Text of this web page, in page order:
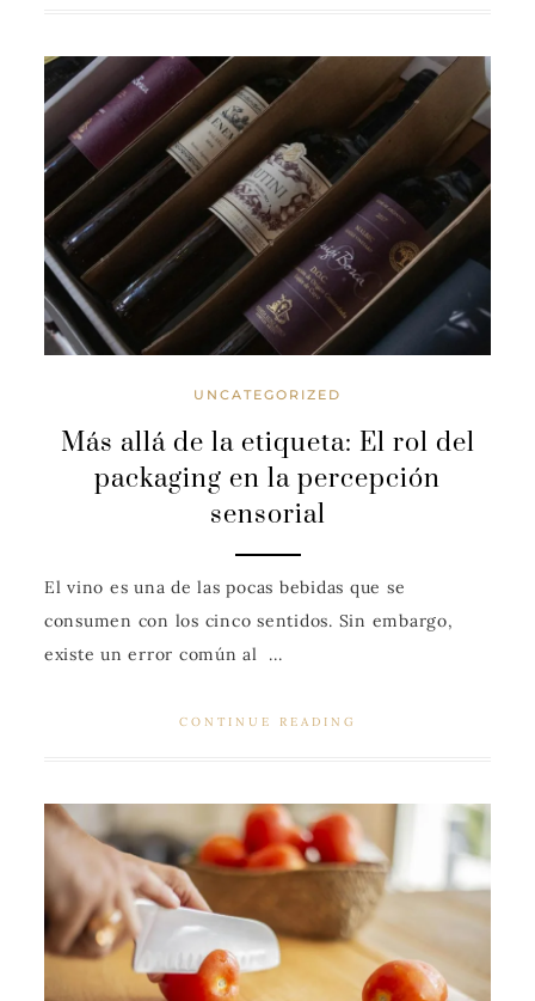
UNCATEGORIZED
Más allá de la etiqueta: El rol del
packaging en la percepción
sensorial
El vino es una de las pocas bebidas que se
consumen con los cinco sentidos. Sin embargo,
existe un error común al ...
CONTINUE READING